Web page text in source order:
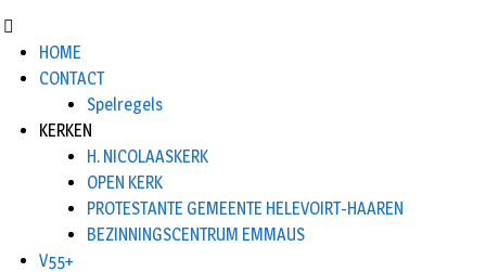
HOME
CONTACT
Spelregels
KERKEN
H. NICOLAASKERK
OPEN KERK
PROTESTANTE GEMEENTE HELEVOIRT-HAAREN
BEZINNINGSCENTRUM EMMAUS
V55+